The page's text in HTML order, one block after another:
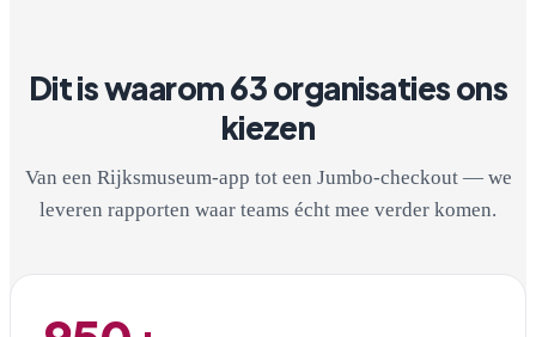
Dit is waarom 63 organisaties ons
kiezen
Van een Rijksmuseum-app tot een Jumbo-checkout — we
leveren rapporten waar teams écht mee verder komen.